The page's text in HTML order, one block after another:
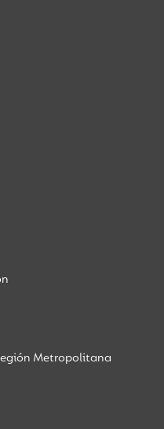
Metropolitana